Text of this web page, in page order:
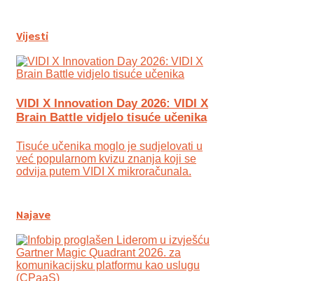
Vijesti
VIDI X Innovation Day 2026: VIDI X
Brain Battle vidjelo tisuće učenika
Tisuće učenika moglo je sudjelovati u
već popularnom kvizu znanja koji se
odvija putem VIDI X mikroračunala.
Najave